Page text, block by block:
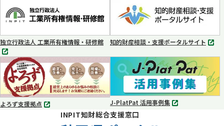
ブ
で
く
ブ
で
開
く
独立行政法人 工業所有権情報・研修館
別
タ
ブ
で
知的財産相談・支援ポータルサイト
別
タ
開
く
よろず支援拠点
別
J-PlatPat 活用事例集
別
INPIT知財総合支援窓口